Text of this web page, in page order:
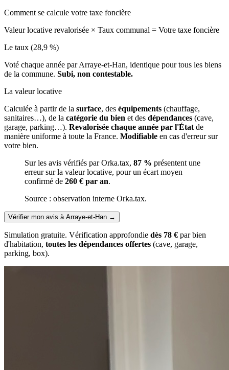
Comment se calcule votre taxe foncière
Valeur locative revalorisée × Taux communal = Votre taxe foncière
Le taux (28,9 %)
Voté chaque année par Arraye-et-Han, identique pour tous les biens
de la commune. Subi, non contestable.
La valeur locative
Calculée à partir de la surface, des équipements (chauffage,
sanitaires…), de la catégorie du bien et des dépendances (cave,
garage, parking…). Revalorisée chaque année par l'État de
manière uniforme à toute la France. Modifiable en cas d'erreur sur
votre bien.
Sur les avis vérifiés par Orka.tax, 87 % présentent une
erreur sur la valeur locative, pour un écart moyen
confirmé de 260 € par an.
Source : observation interne Orka.tax.
Vérifier mon avis à Arraye-et-Han →
Simulation gratuite. Vérification approfondie dès 78 € par bien
d'habitation, toutes les dépendances offertes (cave, garage,
parking, box).